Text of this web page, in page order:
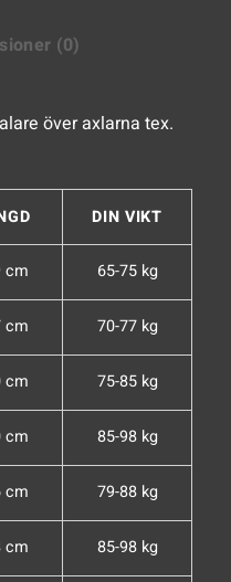
(0)
över axlarna tex.
DIN VIKT
cm 65-75 kg
cm 70-77 kg
cm 75-85 kg
cm 85-98 kg
cm 79-88 kg
cm 85-98 kg